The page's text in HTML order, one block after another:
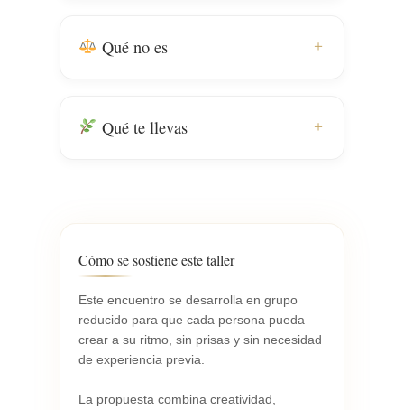
Qué no es
Qué te llevas
Cómo se sostiene este taller
Este encuentro se desarrolla en grupo
reducido para que cada persona pueda
crear a su ritmo, sin prisas y sin necesidad
de experiencia previa.
La propuesta combina creatividad,